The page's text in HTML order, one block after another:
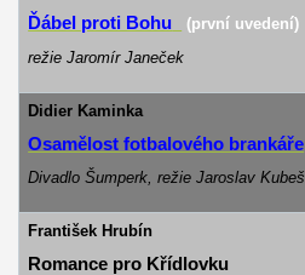
Ďábel proti Bohu
(první uvedení)
režie Jaromír Janeček
Didier Kaminka
Osamělost fotbalového brankáře
Divadlo Šumperk, režie Jaroslav Kubeš
František Hrubín
Romance pro Křídlovku